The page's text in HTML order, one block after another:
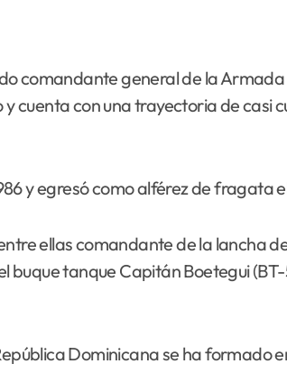
comandante general de la
cuenta con una trayectoria de casi
y egresó como alférez de fragata
ellas comandante de la lancha
buque tanque Capitán Boetegui
Dominicana se ha formado